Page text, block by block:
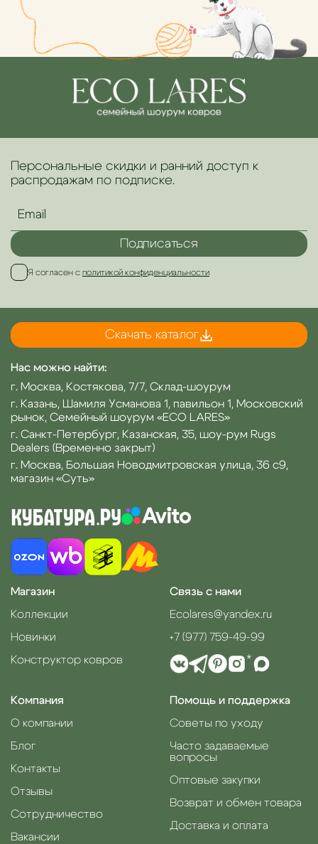
Персональные скидки и ранний доступ к
распродажам по подписке.
Подписаться
Я согласен с политикой конфиденциальности
Скачать каталог
Нас можно найти:
г. Москва, Костякова, 7/7, Склад-шоурум
г. Казань, Шамиля Усманова 1, павильон 1, Московский
рынок, Семейный шоурум «ECO LARES»
г. Санкт-Петербург, Казанская, 35, шоу-рум Rugs
Dealers (Временно закрыт)
г. Москва, Большая Новодмитровская улица, 36 с9,
магазин «Суть»
Магазин
Коллекции
Новинки
Конструктор ковров
Компания
О компании
Блог
Контакты
Отзывы
Сотрудничество
Вакансии
Помощь и поддержка
Советы по уходу
Часто задаваемые
вопросы
Оптовые закупки
Возврат и обмен товара
Доставка и оплата
Связь с нами
Ecolares@yandex.ru
+7 (977) 759-49-99
*